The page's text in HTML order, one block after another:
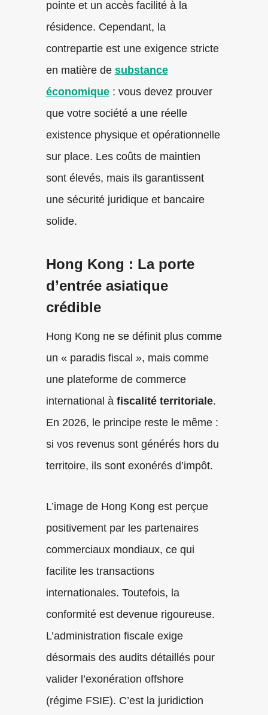
pointe et un accès facilité à la
résidence. Cependant, la
contrepartie est une exigence stricte
en matière de substance
économique: vous devez prouver
que votre société a une réelle
existence physique et opérationnelle
sur place. Les coûts de maintien
sont élevés, mais ils garantissent
une sécurité juridique et bancaire
solide.
Hong Kong : La porte
d’entrée asiatique
crédible
Hong Kong ne se définit plus comme
un « paradis fiscal », mais comme
une plateforme de commerce
international à fiscalité territoriale.
En 2026, le principe reste le même :
si vos revenus sont générés hors du
territoire, ils sont exonérés d’impôt.
L’image de Hong Kong est perçue
positivement par les partenaires
commerciaux mondiaux, ce qui
facilite les transactions
internationales. Toutefois, la
conformité est devenue rigoureuse.
L’administration fiscale exige
désormais des audits détaillés pour
valider l’exonération offshore
(régime FSIE). C’est la juridiction